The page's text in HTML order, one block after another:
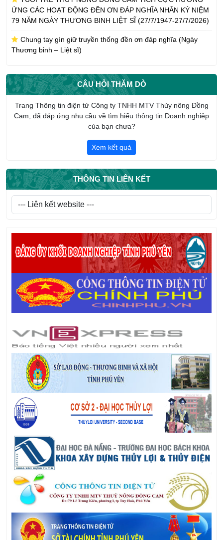
ỨNG CÁC HOẠT ĐỘNG ĐỀN ƠN ĐÁP NGHĨA NHÂN KỶ NIỆM
79 NĂM NGÀY THƯƠNG BINH LIỆT SĨ (27/7/1947-27/7/2026)
Thương binh – Liệt sĩ)
PHỤNG DƯỠNG SUỐT ĐỜI MẸ VIỆT NAM ANH HÙNG TRẦN
THỊ AN
CHI ĐOÀN CÔNG TY TNHH MTV THỦY NÔNG ĐỒNG CAM
HƯỞNG ỨNG THÁNG CÔNG NHÂN NĂM 2026
CÂU HỎI THĂM DÒ
Trang Thông tin điện tử Công ty TNHH MTV Thủy nông Đồng
Cam, đã đáp ứng nhu cầu về tìm hiểu thông tin Doanh nghiệp
của bạn chưa?
Xem kết quả
THÔNG TIN LIÊN KẾT